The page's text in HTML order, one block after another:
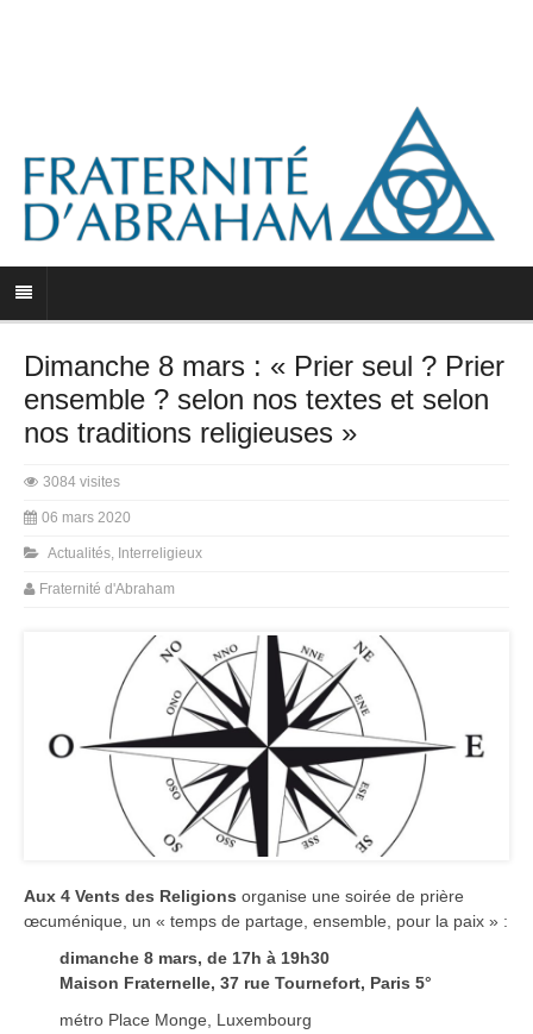
Dimanche 8 mars : « Prier seul ? Prier
ensemble ? selon nos textes et selon
nos traditions religieuses »
3084 visites
06 mars 2020
Actualités, Interreligieux
Fraternité d'Abraham
Aux 4 Vents des Religions organise une soirée de prière
œcuménique, un « temps de partage, ensemble, pour la paix » :
dimanche 8 mars, de 17h à 19h30
Maison Fraternelle, 37 rue Tournefort, Paris 5°
métro Place Monge, Luxembourg